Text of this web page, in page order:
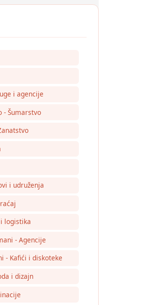
i agencije
- Šumarstvo
i udruženja
logistika
- Agencije
- Kafići i diskoteke
i dizajn